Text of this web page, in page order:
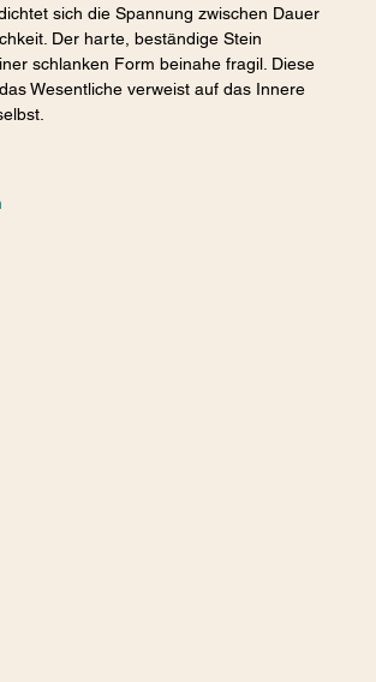
sich die Spannung zwischen Dauer
Der harte, beständige Stein
schlanken Form beinahe fragil. Diese
Wesentliche verweist auf das Innere